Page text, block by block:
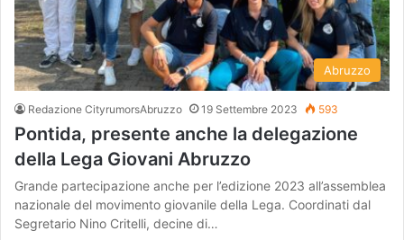
Abruzzo
Redazione CityrumorsAbruzzo 19 Settembre 2023 593
Pontida, presente anche la delegazione
della Lega Giovani Abruzzo
Grande partecipazione anche per l’edizione 2023 all’assemblea
nazionale del movimento giovanile della Lega. Coordinati dal
Segretario Nino Critelli, decine di…